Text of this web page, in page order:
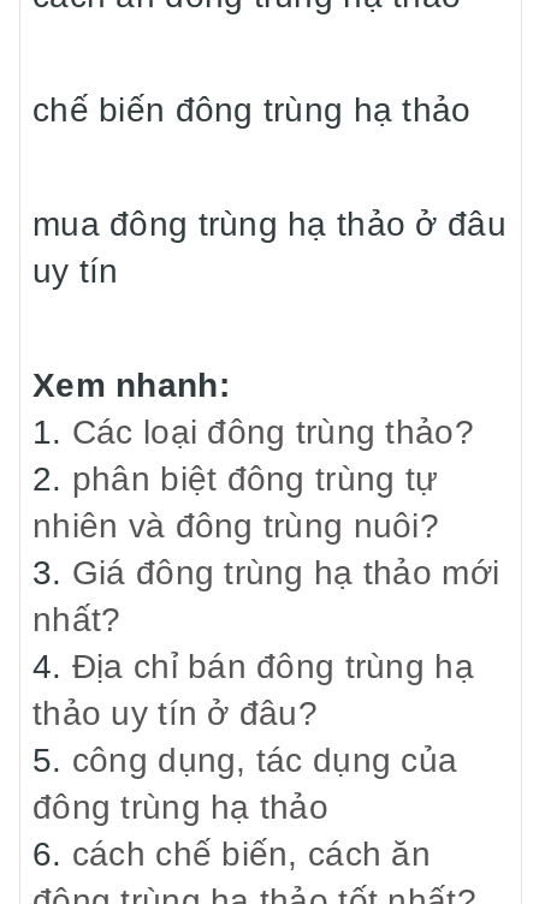
chế biến đông trùng hạ thảo
mua đông trùng hạ thảo ở đâu
uy tín
Xem nhanh:
1. Các loại đông trùng thảo?
2. phân biệt đông trùng tự
nhiên và đông trùng nuôi?
3. Giá đông trùng hạ thảo mới
nhất?
4. Địa chỉ bán đông trùng hạ
thảo uy tín ở đâu?
5. công dụng, tác dụng của
đông trùng hạ thảo
6. cách chế biến, cách ăn